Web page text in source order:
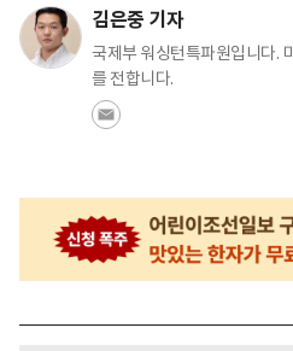
김은중 기자
국제부 워싱턴특파원입니다.
를 전합니다.